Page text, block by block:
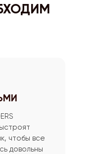
чтобы все
довольны